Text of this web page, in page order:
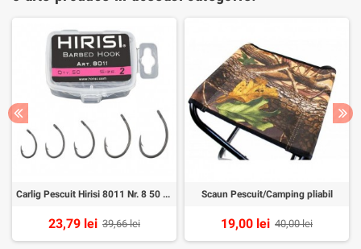
Carlig Pescuit Hirisi 8011 Nr. 8 50 Buc/cutie
23,79 lei 39,66 lei
Scaun Pescuit/Camping pliabil
19,00 lei 40,00 lei